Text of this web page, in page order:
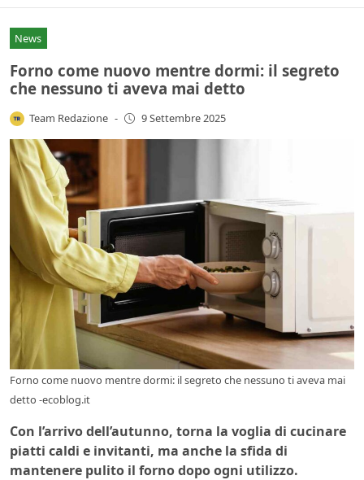
News
Forno come nuovo mentre dormi: il segreto
che nessuno ti aveva mai detto
Team Redazione - 9 Settembre 2025
Forno come nuovo mentre dormi: il segreto che nessuno ti aveva mai
detto -ecoblog.it
Con l’arrivo dell’autunno, torna la voglia di cucinare
piatti caldi e invitanti, ma anche la sfida di
mantenere pulito il forno dopo ogni utilizzo.